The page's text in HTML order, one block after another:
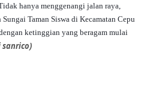
hanya menggenangi jalan raya,
Taman Siswa di Kecamatan Cepu
ketinggian yang beragam mulai
sanrico)